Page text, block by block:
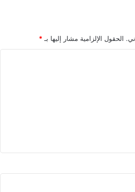
الحقول الإلزامية مشار إليها بـ *